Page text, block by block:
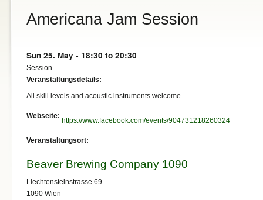
You are here
Americana Jam Session
Sun 25. May - 18:30 to 20:30
Session
Veranstaltungsdetails:
All skill levels and acoustic instruments welcome.
Webseite:
https://www.facebook.com/events/904731218260324
Veranstaltungsort:
Beaver Brewing Company 1090
Liechtensteinstrasse 69
1090 Wien